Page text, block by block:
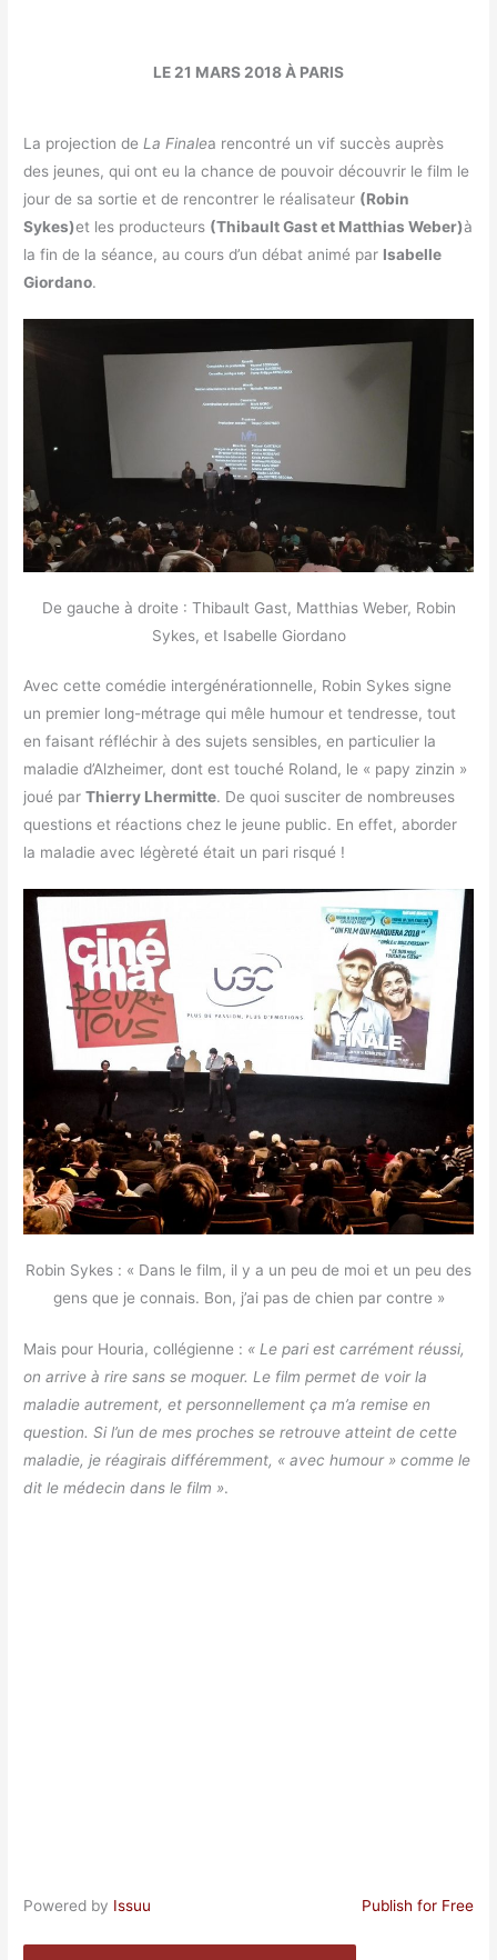
LE 21 MARS 2018 À PARIS
La projection de La Finalea rencontré un vif succès auprès
des jeunes, qui ont eu la chance de pouvoir découvrir le film le
jour de sa sortie et de rencontrer le réalisateur (Robin
Sykes)et les producteurs (Thibault Gast et Matthias Weber)à
la fin de la séance, au cours d’un débat animé par Isabelle
Giordano.
De gauche à droite : Thibault Gast, Matthias Weber, Robin
Sykes, et Isabelle Giordano
Avec cette comédie intergénérationnelle, Robin Sykes signe
un premier long-métrage qui mêle humour et tendresse, tout
en faisant réfléchir à des sujets sensibles, en particulier la
maladie d’Alzheimer, dont est touché Roland, le « papy zinzin »
joué parThierry Lhermitte. De quoi susciter de nombreuses
questions et réactions chez le jeune public. En effet, aborder
la maladie avec légèreté était un pari risqué !
Robin Sykes : « Dans le film, il y a un peu de moi et un peu des
gens que je connais. Bon, j’ai pas de chien par contre »
Mais pour Houria, collégienne : « Le pari est carrément réussi,
on arrive à rire sans se moquer. Le film permet de voir la
maladie autrement, et personnellement ça m’a remise en
question. Si l’un de mes proches se retrouve atteint de cette
maladie, je réagirais différemment, « avec humour » comme le
dit le médecin dans le film ».
Powered by Issuu Publish for Free